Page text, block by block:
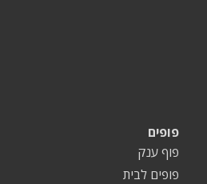
פופים
פוף ענק
פופים לבית